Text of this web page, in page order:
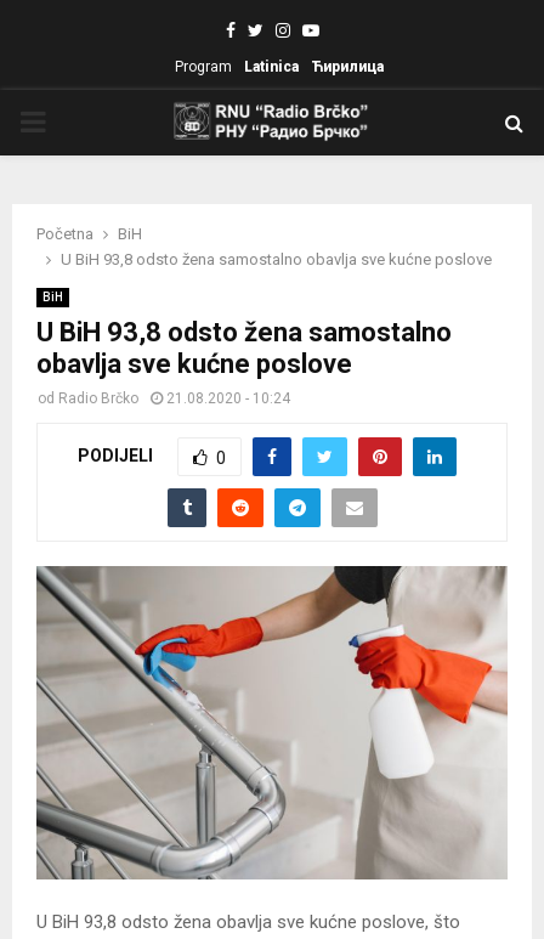
Facebook
TwitterInstagram
Youtube
Program Latinica Ћирилица
Početna
BiH
U BiH 93,8 odsto žena samostalno obavlja sve kućne poslove
BiH
U BiH 93,8 odsto žena samostalno
obavlja sve kućne poslove
od Radio Brčko 21.08.2020 - 10:24
PODIJELI 0
U BiH 93,8 odsto žena obavlja sve kućne poslove, što